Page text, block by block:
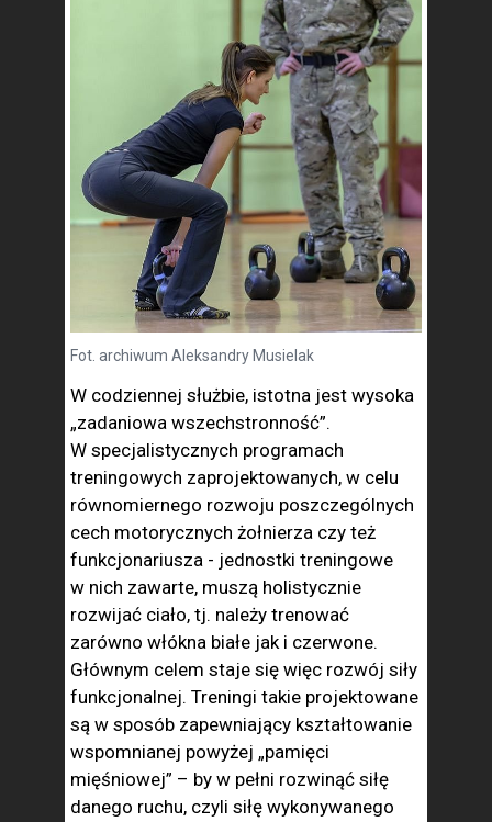
Fot. archiwum Aleksandry Musielak
W codziennej służbie, istotna jest wysoka
„zadaniowa wszechstronność”.
W specjalistycznych programach
treningowych zaprojektowanych, w celu
równomiernego rozwoju poszczególnych
cech motorycznych żołnierza czy też
funkcjonariusza - jednostki treningowe
w nich zawarte, muszą holistycznie
rozwijać ciało, tj. należy trenować
zarówno włókna białe jak i czerwone.
Głównym celem staje się więc rozwój siły
funkcjonalnej. Treningi takie projektowane
są w sposób zapewniający kształtowanie
wspomnianej powyżej „pamięci
mięśniowej” – by w pełni rozwinąć siłę
danego ruchu, czyli siłę wykonywanego